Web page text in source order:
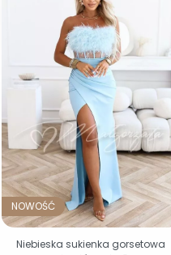
NOWOŚĆ
Niebieska sukienka gorsetowa